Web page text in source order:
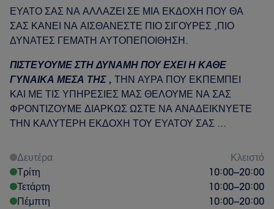
ΕΥΑΤΟ ΣΑΣ ΝΑ ΑΛΛΑΖΕΙ ΣΕ ΜΙΑ ΕΚΔΟΧΗ ΠΟΥ ΘΑ
ΣΑΣ ΚΑΝΕΙ ΝΑ ΑΙΣΘΑΝΕΣΤΕ ΠΙΟ ΣΙΓΟΥΡΕΣ ,ΠΙΟ
ΔΥΝΑΤΕΣ ΓΕΜΑΤΗ ΑΥΤΟΠΕΠΟΙΘΗΣΗ.
ΠΙΣΤΕΥΟΥΜΕ ΣΤΗ ΔΥΝΑΜΗ ΠΟΥ ΕΧΕΙ Η ΚΑΘΕ
ΓΥΝΑΙΚΑ ΜΕΣΑ ΤΗΣ , ΤΗΝ ΑΥΡΑ ΠΟΥ ΕΚΠΕΜΠΕΙ
ΚΑΙ ΜΕ ΤΙΣ ΥΠΗΡΕΣΙΕΣ ΜΑΣ ΘΕΛΟΥΜΕ ΝΑ ΣΑΣ
ΦΡΟΝΤΙΖΟΥΜΕ ΔΙΑΡΚΩΣ ΩΣΤΕ ΝΑ ΑΝΑΔΕΙΚΝΥΕΤΕ
ΤΗΝ ΚΑΛΥΤΕΡΗ ΕΚΔΟΧΗ ΤΟΥ ΕΥΑΤΟΥ ΣΑΣ ...
Δευτέρα
Κλειστό
Τρίτη
10:00–20:00
Τετάρτη
10:00–20:00
Πέμπτη
10:00–20:00